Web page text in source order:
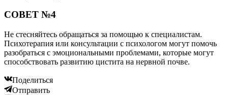
СОВЕТ №4
Не стесняйтесь обращаться за помощью к специалистам.
Психотерапия или консультации с психологом могут помочь
разобраться с эмоциональными проблемами, которые могут
способствовать развитию цистита на нервной почве.
Поделиться
Отправить